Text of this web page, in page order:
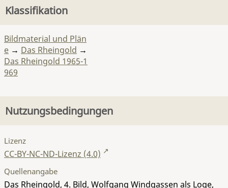
Klassifikation
Bildmaterial und Plän
e → Das Rheingold →
Das Rheingold 1965-1
969
Nutzungsbedingungen
Lizenz
CC-BY-NC-ND-Lizenz (4.0)
Quellenangabe
Das Rheingold, 4. Bild, Wolfgang Windgassen als Loge,